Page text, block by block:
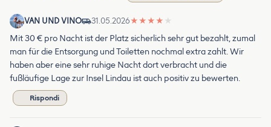
VAN UND VINO 31.05.2026★ ★ ★ ★ ★
Mit 30 € pro Nacht ist der Platz sicherlich sehr gut bezahlt, zumal
man für die Entsorgung und Toiletten nochmal extra zahlt. Wir
haben aber eine sehr ruhige Nacht dort verbracht und die
fußläufige Lage zur Insel Lindau ist auch positiv zu bewerten.
Rispondi